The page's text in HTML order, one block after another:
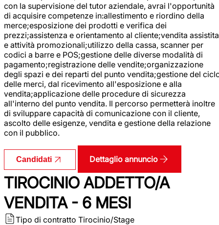
con la supervisione del tutor aziendale, avrai l'opportunità
di acquisire competenze in:allestimento e riordino della
merce;esposizione dei prodotti e verifica dei
prezzi;assistenza e orientamento al cliente;vendita assistita
e attività promozionali;utilizzo della cassa, scanner per
codici a barre e POS;gestione delle diverse modalità di
pagamento;registrazione delle vendite;organizzazione
degli spazi e dei reparti del punto vendita;gestione del
delle merci, dal ricevimento all'esposizione e alla
vendita;applicazione delle procedure di sicurezza
all'interno del punto vendita. Il percorso permetterà inoltre
di sviluppare capacità di comunicazione con il cliente,
ascolto delle esigenze, vendita e gestione della relazione
con il pubblico.
Candidati Dettaglio annuncio
TIROCINIO ADDETTO/A
VENDITA - 6 MESI
Tipo di contratto Tirocinio/Stage